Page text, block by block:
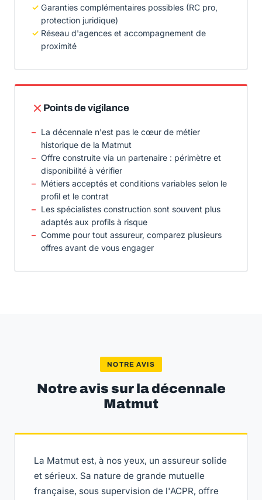
Garanties complémentaires possibles (RC pro,
protection juridique)
Réseau d'agences et accompagnement de
proximité
Points de vigilance
La décennale n'est pas le cœur de métier
historique de la Matmut
Offre construite via un partenaire : périmètre et
disponibilité à vérifier
Métiers acceptés et conditions variables selon le
profil et le contrat
Les spécialistes construction sont souvent plus
adaptés aux profils à risque
Comme pour tout assureur, comparez plusieurs
offres avant de vous engager
NOTRE AVIS
Notre avis sur la décennale
Matmut
La Matmut est, à nos yeux, un assureur solide
et sérieux. Sa nature de grande mutuelle
française, sous supervision de l'ACPR, offre